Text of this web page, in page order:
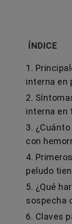
ÍNDICE
1.
interna en
2.
interna en
3.
con
4.
peludo
5. ¿Qué
sospecha
6. Claves